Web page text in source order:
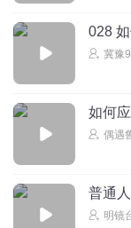
028
冀豫
如何
偶遇
普通
明镜